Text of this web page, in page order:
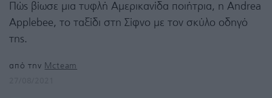
Πώς βίωσε μια τυφλή Αμερικανίδα ποιήτρια, η Andrea
Applebee, το ταξίδι στη Σίφνο με τον σκύλο οδηγό
της.
από την Mcteam